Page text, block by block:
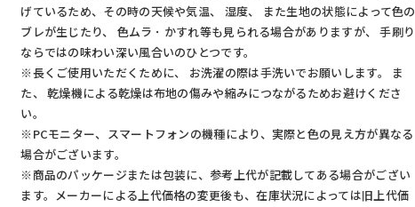
げているため、その時の天候や気温、 湿度、 また生地の状態によって色の
ブレが生じたり、 色ムラ ･ かすれ等も見られる場合がありますが、 手刷り
ならではの味わい深い風合いのひとつです。
※長くご使用いただくために、 お洗濯の際は手洗いでお願いします。 ま
た、 乾燥機による乾燥は布地の傷みや縮みにつながるためお避けくださ
い。
※PCモニター、スマートフォンの機種により、実際と色の見え方が異なる
場合がございます。
※商品のパッケージまたは包装に、参考上代が記載してある場合がござい
ます。メーカーによる上代価格の変更後も、在庫状況によっては旧上代価